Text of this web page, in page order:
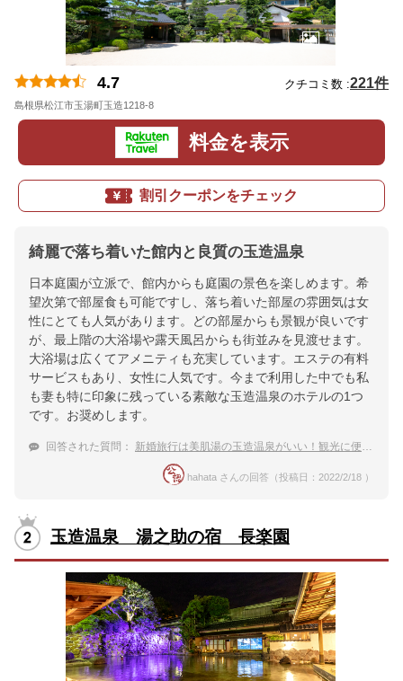
4.7 クチコミ数 :221件
島根県松江市玉湯町玉造1218-8
料金を表示
割引クーポンをチェック
綺麗で落ち着いた館内と良質の玉造温泉
日本庭園が立派で、館内からも庭園の景色を楽しめます。希
望次第で部屋食も可能ですし、落ち着いた部屋の雰囲気は女
性にとても人気があります。どの部屋からも景観が良いです
が、最上階の大浴場や露天風呂からも街並みを見渡せます。
大浴場は広くてアメニティも充実しています。エステの有料
サービスもあり、女性に人気です。今まで利用した中でも私
も妻も特に印象に残っている素敵な玉造温泉のホテルの1つ
です。お奨めします。
回答された質問： 新婚旅行は美肌湯の玉造温泉がいい！観光に便利で女性に嬉しい贅沢な宿
hahata さんの回答（投稿日：2022/2/18 ）
玉造温泉 湯之助の宿 長楽園